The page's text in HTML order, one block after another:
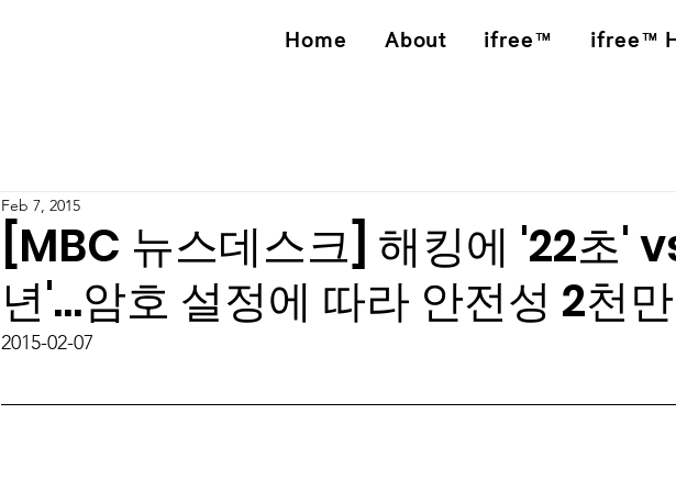
Home About ifree™ ifree™
[MBC 뉴스데스크] 해킹에 '22초'
년'…암호 설정에 따라 안전성 2천
Feb 7, 2015
2015-02-07